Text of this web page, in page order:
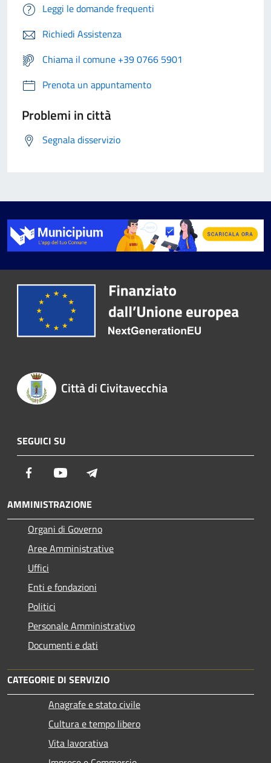
Leggi le domande frequenti
Richiedi Assistenza
Chiama il comune +39 0766 5901
Prenota un appuntamento
Problemi in città
Segnala disservizio
Città di Civitavecchia
SEGUICI SU
Facebook Youtube
AMMINISTRAZIONE
Organi di Governo
Aree Amministrative
Uffici
Enti e fondazioni
Politici
Personale Amministrativo
Documenti e dati
CATEGORIE DI SERVIZIO
Anagrafe e stato civile
Cultura e tempo libero
Vita lavorativa